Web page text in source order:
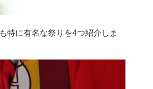
特に有名な祭りを4つ紹介しま